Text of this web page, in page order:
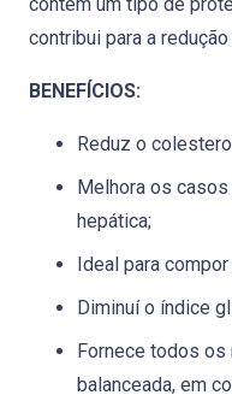
contribui para a
BENEFÍCIOS:
Reduz o
Melhora os
hepática;
Ideal para
Diminuí o índice
Fornece todos os
balanceada, em